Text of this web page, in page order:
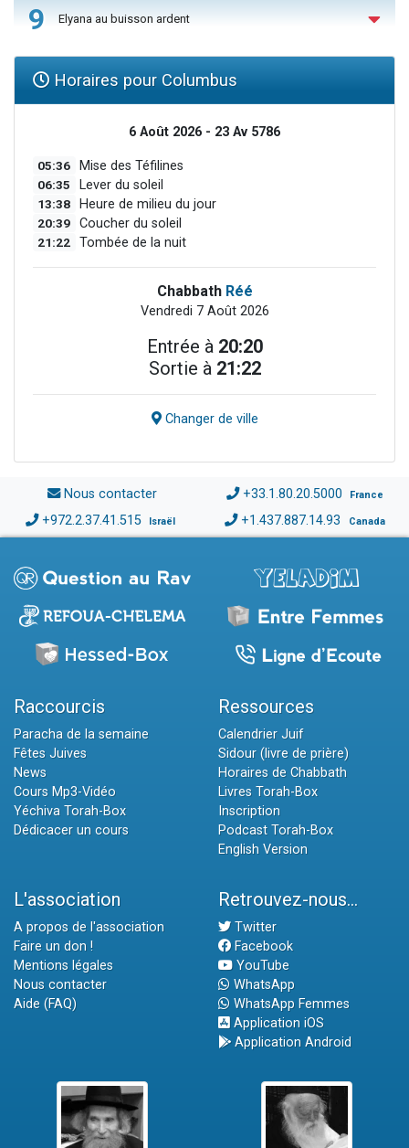
9 Elyana au buisson ardent
Horaires pour Columbus
6 Août 2026 - 23 Av 5786
05:36 Mise des Téfilines
06:35 Lever du soleil
13:38 Heure de milieu du jour
20:39 Coucher du soleil
21:22 Tombée de la nuit
Chabbath Réé
Vendredi 7 Août 2026
Entrée à 20:20
Sortie à 21:22
Changer de ville
Nous contacter +33.1.80.20.5000 France
+972.2.37.41.515 Israël +1.437.887.14.93 Canada
Raccourcis
Paracha de la semaine
Fêtes Juives
News
Cours Mp3-Vidéo
Yéchiva Torah-Box
Dédicacer un cours
Ressources
Calendrier Juif
Sidour (livre de prière)
Horaires de Chabbath
Livres Torah-Box
Inscription
Podcast Torah-Box
English Version
L'association
A propos de l'association
Faire un don !
Mentions légales
Nous contacter
Aide (FAQ)
Retrouvez-nous...
Twitter
Facebook
YouTube
WhatsApp
WhatsApp Femmes
Application iOS
Application Android